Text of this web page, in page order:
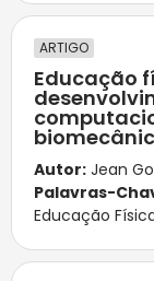
ARTIGO
Educação
Autor: Jean
Palavras-
Educação